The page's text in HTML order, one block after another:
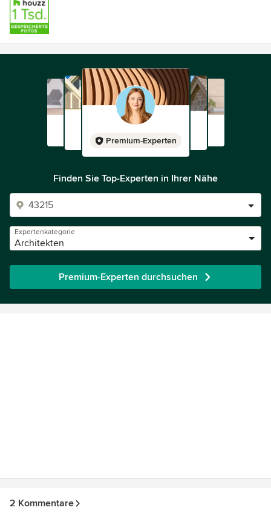
Premium-Experten
Finden Sie Top-Experten in Ihrer Nähe
Expertenkategorie
Architekten
Premium-Experten durchsuchen
2 Kommentare